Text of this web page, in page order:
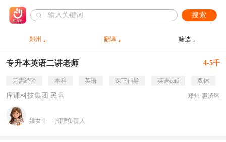
搜索
郑州 翻译 筛选
专升本英语二讲老师 4-5千
无需经验 本科 英语 课下辅导 英语cet6 双休
库课科技集团 民营 郑州·惠济区
姚女士 招聘负责人